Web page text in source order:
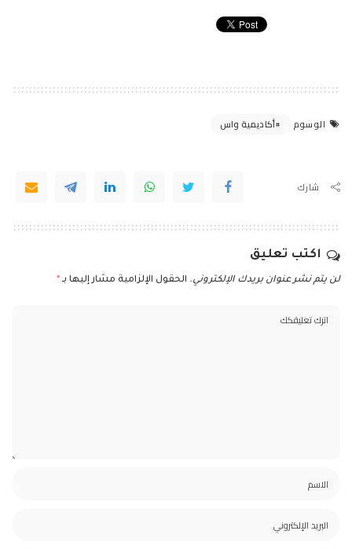
الوسوم أكاديمية واس
شارك
اكتب تعليق
لن يتم نشر عنوان بريدك الإلكتروني. الحقول الإلزامية مشار إليها بـ *